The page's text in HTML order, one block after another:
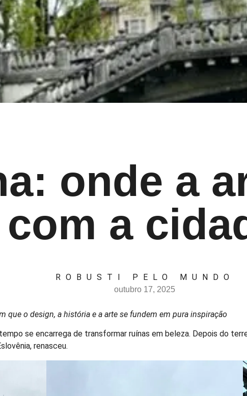
onde a
com a
ROBUSTI PELO MUNDO
outubro 17, 2025
que o design, a história e a arte se fundem em pura inspiração
se encarrega de transformar ruínas em beleza. Depois do
renasceu.